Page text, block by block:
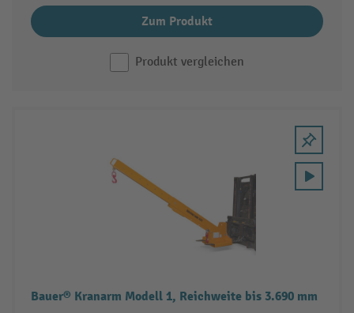
Zum Produkt
Produkt vergleichen
Bauer® Kranarm Modell 1, Reichweite bis 3.690 mm